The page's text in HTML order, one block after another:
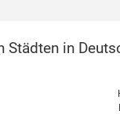
Städten in